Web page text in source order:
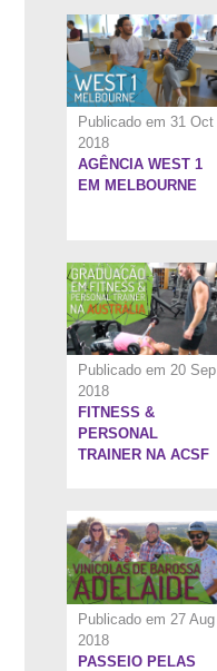
Publicado em 31 Oct
2018
AGÊNCIA WEST 1
EM MELBOURNE
Publicado em 20 Sep
2018
5:34''
FITNESS &
PERSONAL
TRAINER NA ACSF
Publicado em 27 Aug
2018
PASSEIO PELAS